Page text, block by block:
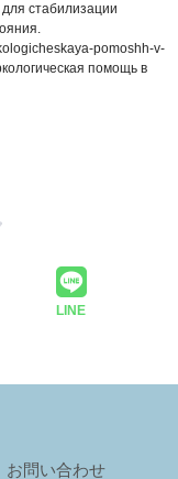
стабилизации
pomoshh-v-
помощь в
LINE
お問い合わせ